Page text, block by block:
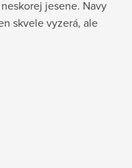
jesene. Navy
skvele vyzerá, ale